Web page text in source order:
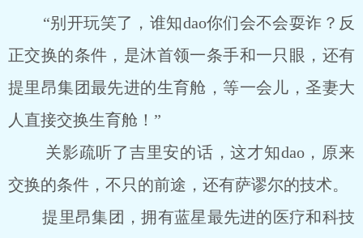
“别开玩笑了，谁知dao你们会不会耍诈？反
正交换的条件，是沐首领一条手和一只眼，还有
提里昂集团最先进的生育舱，等一会儿，圣妻大
人直接交换生育舱！”
关影疏听了吉里安的话，这才知dao，原来
交换的条件，不只的前途，还有萨谬尔的技术。
提里昂集团，拥有蓝星最先进的医疗和科技